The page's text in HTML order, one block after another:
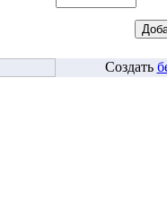
Создать